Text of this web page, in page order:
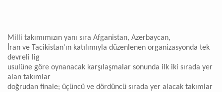
Milli takımımızın yanı sıra Afganistan, Azerbaycan,
İran ve Tacikistan'ın katılımıyla düzenlenen organizasyonda tek
devreli lig
usulüne göre oynanacak karşılaşmalar sonunda ilk iki sırada yer
alan takımlar
doğrudan finale; üçüncü ve dördüncü sırada yer alacak takımlar